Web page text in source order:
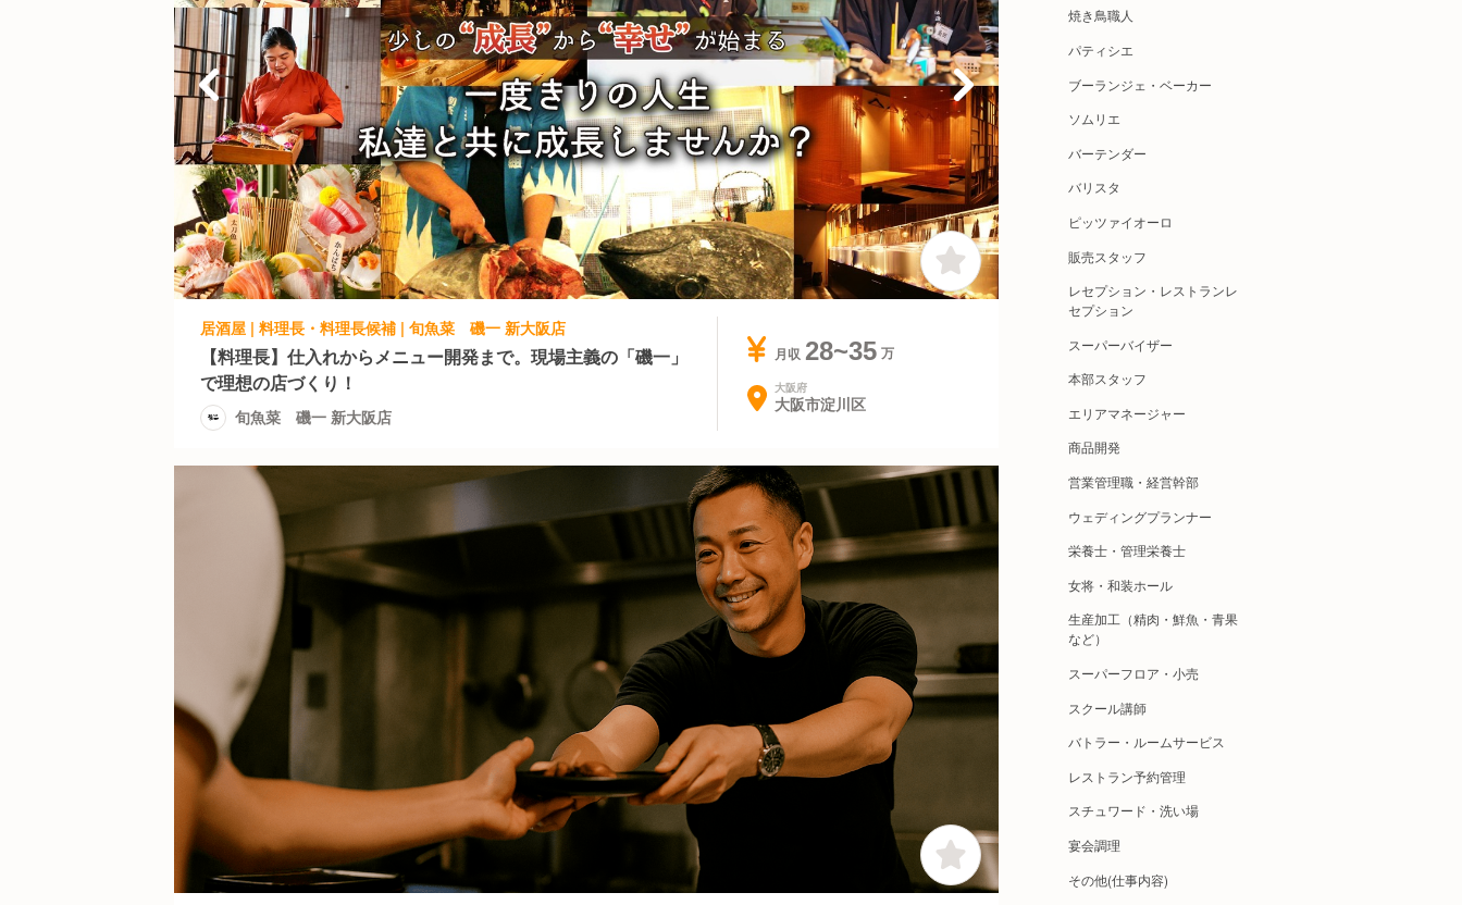
居酒屋 | 料理長・料理長候補 | 旬魚菜 磯一 新大阪店
【料理長】仕入れからメニュー開発まで。現場主義の「磯一」
で理想の店づくり！
旬魚菜 磯一 新大阪店
月収 28~35
大阪府
大阪市淀川区
焼き鳥職人
パティシエ
ブーランジェ・ベーカー
ソムリエ
バーテンダー
バリスタ
ピッツァイオーロ
販売スタッフ
レセプション・レストランレ
セプション
スーパーバイザー
本部スタッフ
エリアマネージャー
商品開発
営業管理職・経営幹部
ウェディングプランナー
栄養士・管理栄養士
女将・和装ホール
生産加工（精肉・鮮魚・青果
など）
スーパーフロア・小売
スクール講師
バトラー・ルームサービス
レストラン予約管理
スチュワード・洗い場
宴会調理
その他(仕事内容)